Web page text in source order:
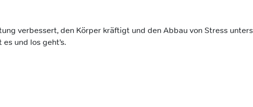
verbessert, den Körper kräftigt und den Abbau von Stress
und los geht’s.